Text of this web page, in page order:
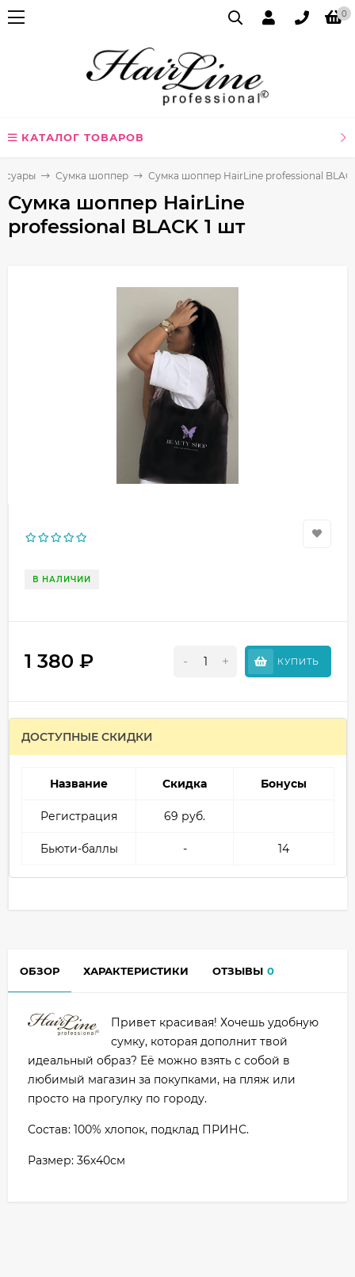
0
КАТАЛОГ ТОВАРОВ
Сумка шоппер Сумка шоппер HairLine professional
Сумка шоппер HairLine
professional BLACK 1 шт
В НАЛИЧИИ
1 380 ₽ - + КУПИТЬ
ДОСТУПНЫЕ СКИДКИ
Название Скидка Бонусы
Регистрация 69 руб.
Бьюти-баллы - 14
ОБЗОР ХАРАКТЕРИСТИКИ ОТЗЫВЫ 0
Привет красивая! Хочешь удобную
сумку, которая дополнит твой
идеальный образ? Её можно взять с собой в
любимый магазин за покупками, на пляж или
просто на прогулку по городу.
Состав: 100% хлопок, подклад ПРИНС.
Размер: 36х40см